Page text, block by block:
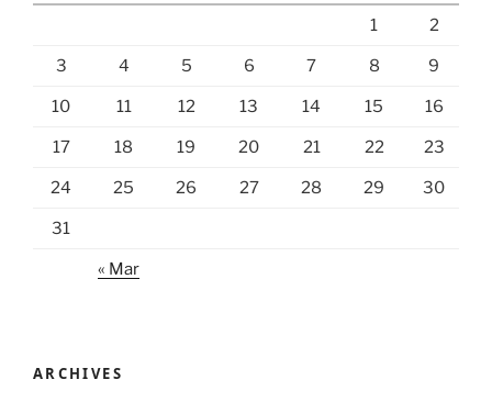
1 2
3 4 5 6 7 8 9
10 11 12 13 14 15 16
17 18 19 20 21 22 23
24 25 26 27 28 29 30
31
« Mar
ARCHIVES